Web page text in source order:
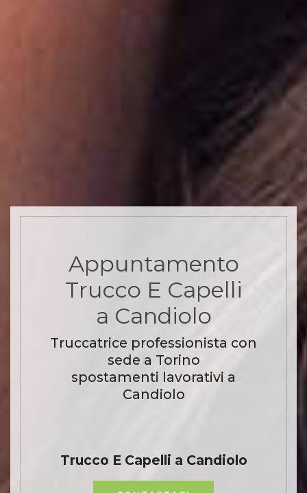
Appuntamento
Trucco E Capelli
a Candiolo
Truccatrice professionista con
sede a Torino
spostamenti lavorativi a
Candiolo
Trucco E Capelli a Candiolo